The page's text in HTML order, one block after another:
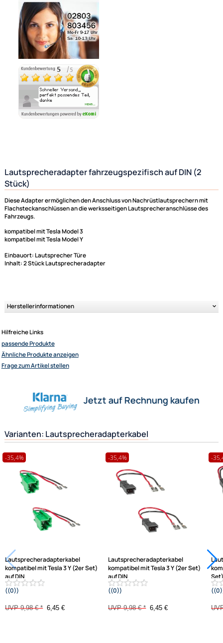
Lautsprecheradapter fahrzeugspezifisch auf DIN
Flachsteckanschlüssen an die werksseitigen Lautsprecheranschlüsse
Fahrzeugs.
kompatibel mit Tesla Model 3
kompatibel mit Tesla Model Y
Einbauort:Lautsprecher Türe
Inhalt: 2 Stück Lautsprecheradapter
Herstellerinformationen
Hilfreiche Links
passende Produkte
Ähnliche Produkte anzeigen
Frage zum Artikel stellen
Noch 2 direkt ab Lager lieferbar
Lieferzeit 1 - 3 Tage
Ähnliche Produkte anzeigen
Jetzt auf Rechnung kaufen
Varianten: Lautsprecheradapterkabel
-35,4% -35,4%
Ultramall
Unsere Leistungen